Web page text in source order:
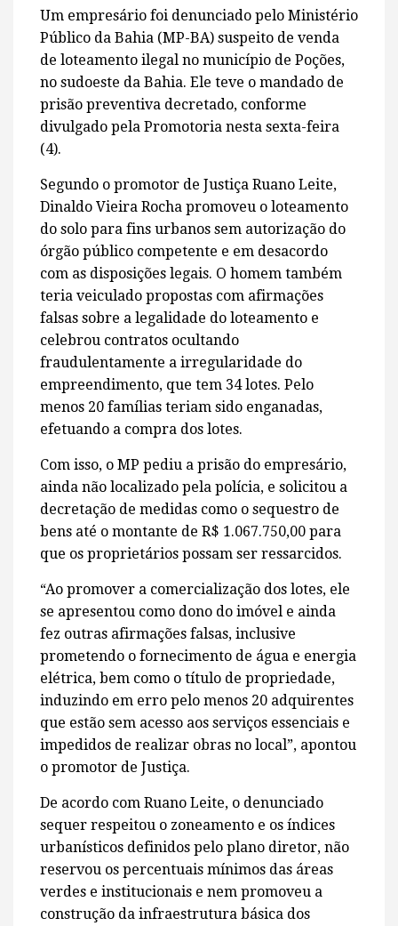
Um empresário foi denunciado pelo Ministério
Público da Bahia (MP-BA) suspeito de venda
de loteamento ilegal no município de Poções,
no sudoeste da Bahia. Ele teve o mandado de
prisão preventiva decretado, conforme
divulgado pela Promotoria nesta sexta-feira
(4).
Segundo o promotor de Justiça Ruano Leite,
Dinaldo Vieira Rocha promoveu o loteamento
do solo para fins urbanos sem autorização do
órgão público competente e em desacordo
com as disposições legais. O homem também
teria veiculado propostas com afirmações
falsas sobre a legalidade do loteamento e
celebrou contratos ocultando
fraudulentamente a irregularidade do
empreendimento, que tem 34 lotes. Pelo
menos 20 famílias teriam sido enganadas,
efetuando a compra dos lotes.
Com isso, o MP pediu a prisão do empresário,
ainda não localizado pela polícia, e solicitou a
decretação de medidas como o sequestro de
bens até o montante de R$ 1.067.750,00 para
que os proprietários possam ser ressarcidos.
“Ao promover a comercialização dos lotes, ele
se apresentou como dono do imóvel e ainda
fez outras afirmações falsas, inclusive
prometendo o fornecimento de água e energia
elétrica, bem como o título de propriedade,
induzindo em erro pelo menos 20 adquirentes
que estão sem acesso aos serviços essenciais e
impedidos de realizar obras no local”, apontou
o promotor de Justiça.
De acordo com Ruano Leite, o denunciado
sequer respeitou o zoneamento e os índices
urbanísticos definidos pelo plano diretor, não
reservou os percentuais mínimos das áreas
verdes e institucionais e nem promoveu a
construção da infraestrutura básica dos